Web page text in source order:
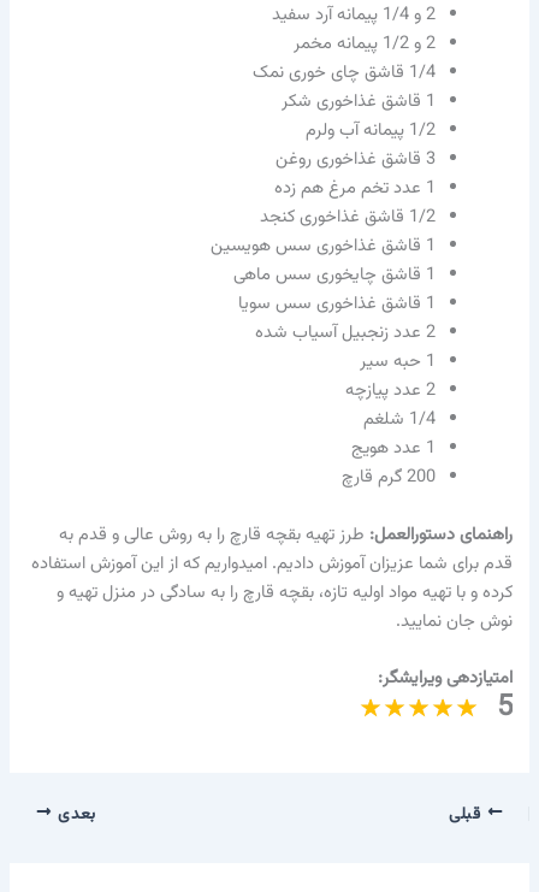
2 و 1/4 پیمانه آرد سفید
2 و 1/2 پیمانه مخمر
1/4 قاشق چای خوری نمک
1 قاشق غذاخوری شکر
1/2 پیمانه آب ولرم
3 قاشق غذاخوری روغن
1 عدد تخم مرغ هم زده
1/2 قاشق غذاخوری کنجد
1 قاشق غذاخوری سس هویسین
1 قاشق چایخوری سس ماهی
1 قاشق غذاخوری سس سویا
2 عدد زنجبیل آسیاب شده
1 حبه سیر
2 عدد پیازچه
1/4 شلغم
1 عدد هویج
200 گرم قارچ
راهنمای دستورالعمل: طرز تهیه بقچه قارچ را به روش عالی و قدم به
قدم برای شما عزیزان آموزش دادیم. امیدواریم که از این آموزش استفاده
کرده و با تهیه مواد اولیه تازه، بقچه قارچ را به سادگی در منزل تهیه و
نوش جان نمایید.
امتیازدهی ویرایشگر:
5
قبلی بعدی